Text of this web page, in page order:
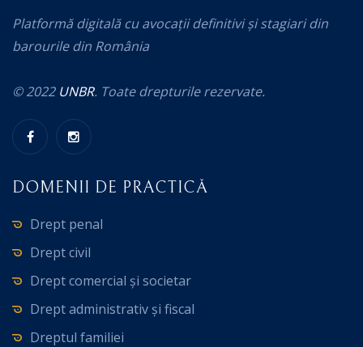
Platformă digitală cu avocații definitivi și stagiari din
barourile din România
© 2022 UNBR. Toate drepturile rezervate.
DOMENII DE PRACTICĂ
Drept penal
Drept civil
Drept comercial și societar
Drept administrativ și fiscal
Dreptul familiei